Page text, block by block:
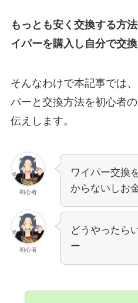
もっとも安く交換する方
イパーを購入し自分で交換
そんなわけで本記事では、
パーと交換方法を初心者
伝えします。
初心者
ワイパー交換
からないしお
初心者
どうやったら
ー